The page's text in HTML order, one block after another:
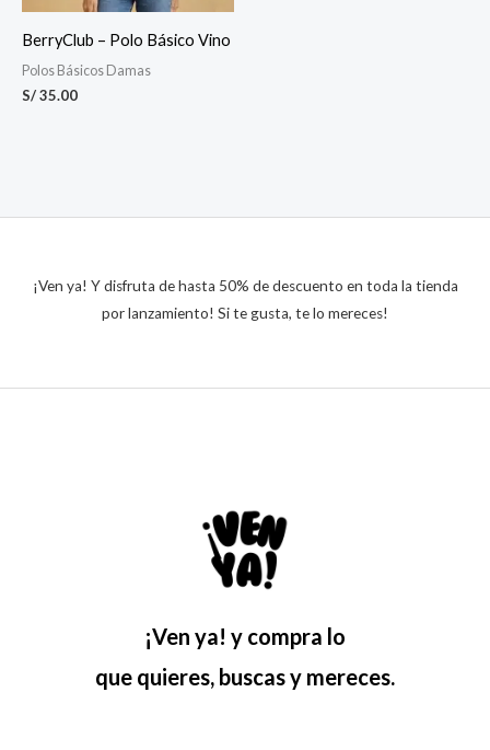
BerryClub – Polo Básico Vino
Polos Básicos Damas
S/35.00
¡Ven ya! Y disfruta de hasta 50% de descuento en toda la tienda
por lanzamiento! Si te gusta, te lo mereces!
¡Ven ya! y compra lo
que quieres, buscas y mereces.